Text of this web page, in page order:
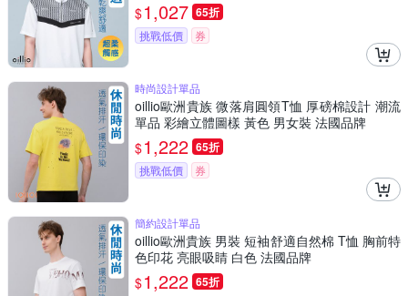
品牌
$1,027 65折
挑戰低價 券
時尚設計單品
oillio歐洲貴族 微落肩圓領T恤 厚磅棉設計 潮流
單品 彩繪立體圖樣 黃色 男女裝 法國品牌
$1,222 65折
挑戰低價 券
簡約設計單品
oillio歐洲貴族 男裝 短袖舒適自然棉 T恤 胸前特
色印花 亮眼吸睛 白色 法國品牌
$1,222 65折